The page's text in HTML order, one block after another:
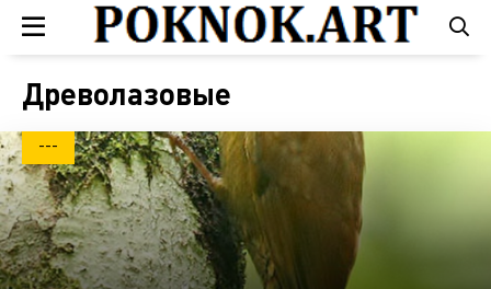
Древолазовые
---